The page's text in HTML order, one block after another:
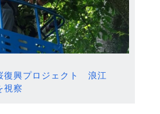
復興プロジェクト 浪江
視察